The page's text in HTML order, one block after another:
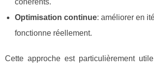
Optimisation continue: améliorer en
fonctionne réellement.
Cette approche est particulièrement